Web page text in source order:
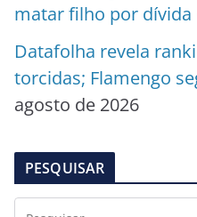
matar filho por dívida
Datafolha revela
torcidas; Flamengo
agosto de 2026
PESQUISAR